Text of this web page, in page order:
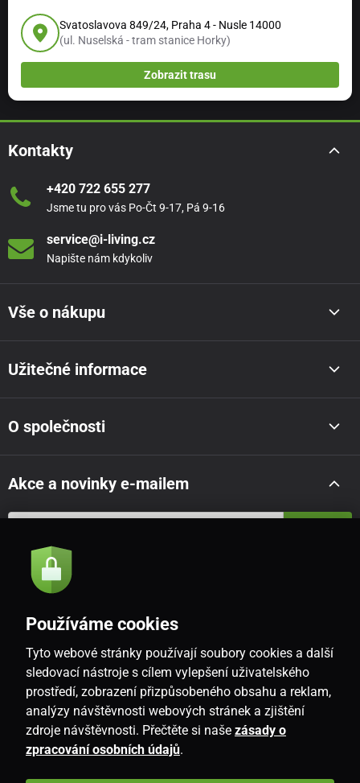
Svatoslavova 849/24, Praha 4 - Nusle 14000
(ul. Nuselská - tram stanice Horky)
Zobrazit trasu
Kontakty
+420 722 655 277
Jsme tu pro vás Po-Čt 9-17, Pá 9-16
service@i-living.cz
Napište nám kdykoliv
Vše o nákupu
Užitečné informace
O společnosti
Akce a novinky e-mailem
Souhlasím se
CZ
Používáme cookies
Tyto webové stránky používají soubory cookies a další
sledovací nástroje s cílem vylepšení uživatelského
prostředí, zobrazení přizpůsobeného obsahu a reklam,
analýzy návštěvnosti webových stránek a zjištění
zdroje návštěvnosti. Přečtěte si naše zásady o
zpracování osobních údajů.